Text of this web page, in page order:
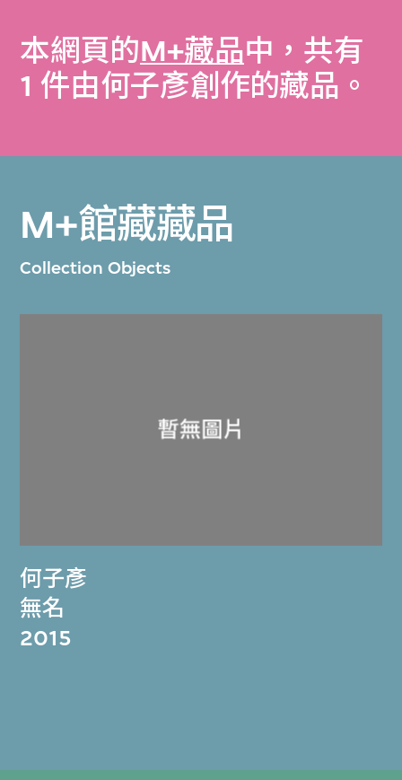
本網頁的M+藏品中，共有
1 件由何子彥創作的藏品。
M+館藏藏品
Collection Objects
何子彥
無名
2015